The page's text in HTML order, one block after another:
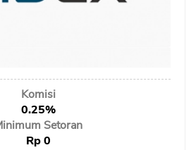
Komisi
0.25%
Setoran
Rp 0